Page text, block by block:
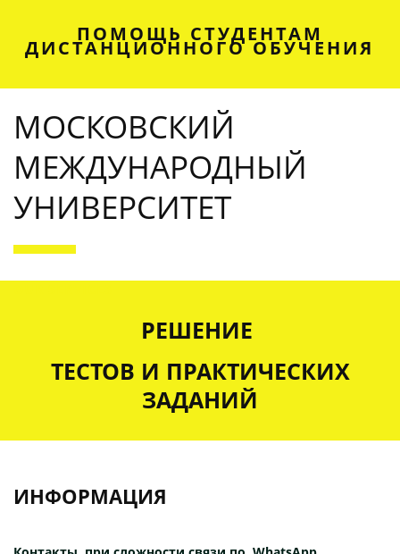
ПОМОЩЬ СТУДЕНТАМ
ДИСТАНЦИОННОГО ОБУЧЕНИЯ
МОСКОВСКИЙ
МЕЖДУНАРОДНЫЙ
УНИВЕРСИТЕТ
РЕШЕНИЕ
ТЕСТОВ И ПРАКТИЧЕСКИХ
ЗАДАНИЙ
ИНФОРМАЦИЯ